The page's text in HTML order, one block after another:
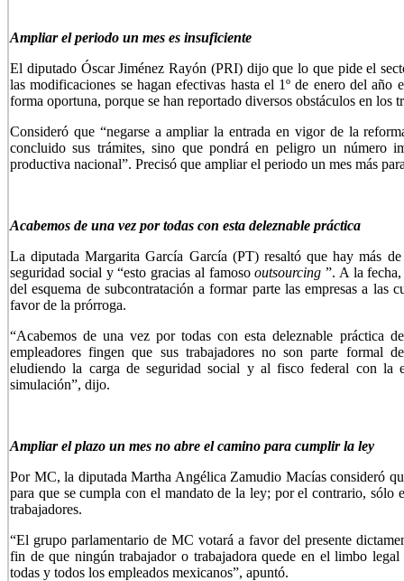
Ampliar el periodo un mes es insuficiente
El diputado Óscar Jiménez Rayón (PRI) dijo que lo que pide el
las modificaciones se hagan efectivas hasta el 1º de enero del
forma oportuna, porque se han reportado diversos obstáculos en los
Consideró que “negarse a ampliar la entrada en vigor de la
concluido sus trámites, sino que pondrá en peligro un número
productiva nacional”. Precisó que ampliar el periodo un mes más
Acabemos de una vez por todas con esta deleznable práctica
La diputada Margarita García García (PT) resaltó que hay más
seguridad social y “esto gracias al famosooutsourcing ”. A la
del esquema de subcontratación a formar parte las empresas a las
favor de la prórroga.
“Acabemos de una vez por todas con esta deleznable práctica
empleadores fingen que sus trabajadores no son parte formal
eludiendo la carga de seguridad social y al fisco federal con la
simulación”, dijo.
Ampliar el plazo un mes no abre el camino para cumplir la ley
Por MC, la diputada Martha Angélica Zamudio Macías consideró
para que se cumpla con el mandato de la ley; por el contrario, sólo
trabajadores.
“El grupo parlamentario de MC votará a favor del presente
fin de que ningún trabajador o trabajadora quede en el limbo legal
todas y todos los empleados mexicanos”, apuntó.